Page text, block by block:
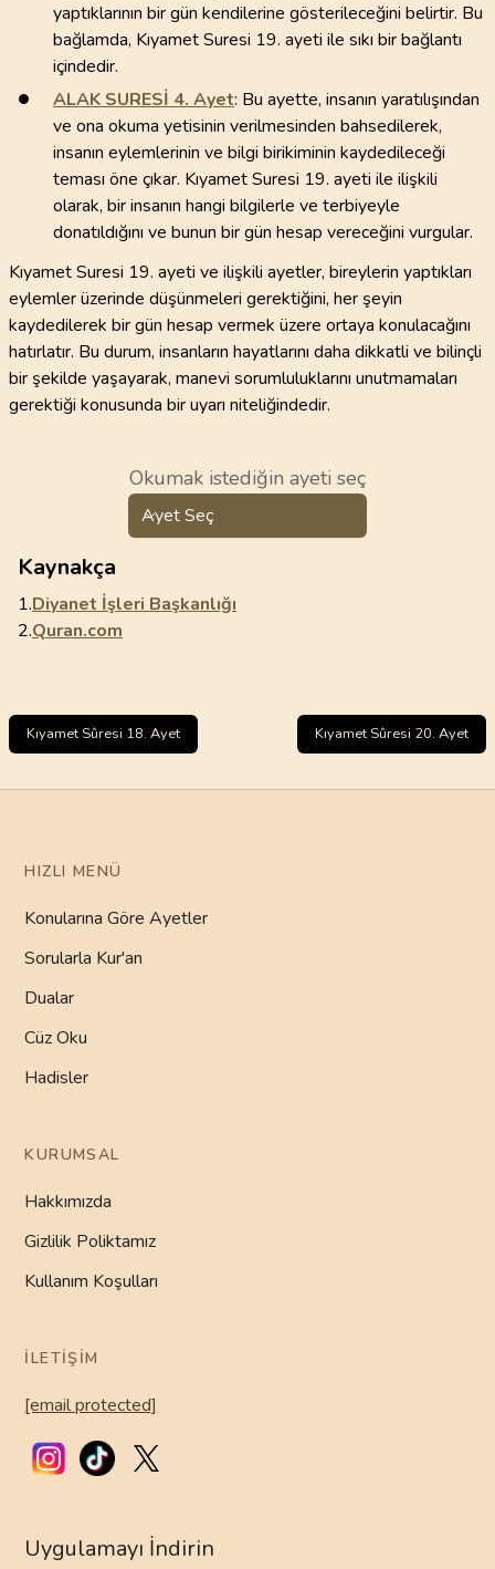
yaptıklarının bir gün kendilerine gösterileceğini belirtir. Bu
bağlamda, Kıyamet Suresi 19. ayeti ile sıkı bir bağlantı
içindedir.
ALAK SURESİ 4. Ayet: Bu ayette, insanın yaratılışından
ve ona okuma yetisinin verilmesinden bahsedilerek,
insanın eylemlerinin ve bilgi birikiminin kaydedileceği
teması öne çıkar. Kıyamet Suresi 19. ayeti ile ilişkili
olarak, bir insanın hangi bilgilerle ve terbiyeyle
donatıldığını ve bunun bir gün hesap vereceğini vurgular.
Kıyamet Suresi 19. ayeti ve ilişkili ayetler, bireylerin yaptıkları
eylemler üzerinde düşünmeleri gerektiğini, her şeyin
kaydedilerek bir gün hesap vermek üzere ortaya konulacağını
hatırlatır. Bu durum, insanların hayatlarını daha dikkatli ve bilinçli
bir şekilde yaşayarak, manevi sorumluluklarını unutmamaları
gerektiği konusunda bir uyarı niteliğindedir.
Okumak istediğin ayeti seç
Ayet Seç
Kaynakça
1.Diyanet İşleri Başkanlığı
2.Quran.com
Kıyamet Sûresi 18. Ayet Kıyamet Sûresi 20. Ayet
HIZLI MENÜ
Konularına Göre Ayetler
Sorularla Kur'an
Dualar
Cüz Oku
Hadisler
KURUMSAL
Hakkımızda
Gizlilik Poliktamız
Kullanım Koşulları
İLETIŞIM
[email protected]
Uygulamayı İndirin